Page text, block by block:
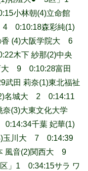
小林朝(4)立命館
0:10:18森彩純(1)
香 (4)大阪学院大 6
木下 紗那(2)中央
大 9 0:10:28富田
田 莉奈(1)東北福祉
名城大 2 0:14:11
(3)大東文化大学
千葉 妃華(1)
玉川大 7 0:14:39
風音(2)関西大 9
」1 0:34:15サラ ワ